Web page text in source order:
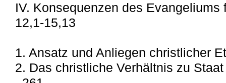
IV. Konsequenzen des
12,1-15,13
1. Ansatz und Anliegen christlicher
2. Das christliche Verhältnis zu